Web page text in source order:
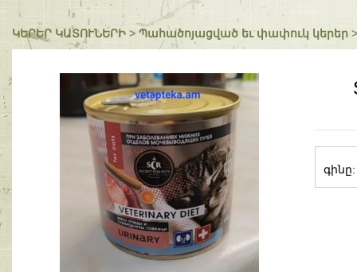
ԿԵՐԵՐ ԿԱՏՈՒՆԵՐԻ > Պահածոյացված եւ փափուկ կերեր >
գինը: